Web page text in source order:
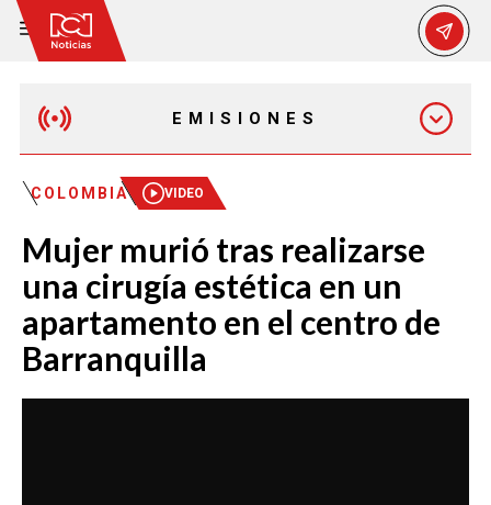
EMISIONES
MAÑANA EXPRESS
EMISIÓN 12:30 PM
EMISIÓN 7:00 PM
EMISIÓN 11:30 PM
COLOMBIA VIDEO
Mujer murió tras realizarse
una cirugía estética en un
apartamento en el centro de
Barranquilla